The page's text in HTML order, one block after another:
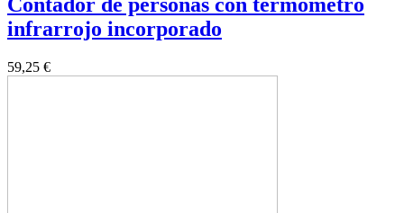
infrarrojo incorporado
59,25 €